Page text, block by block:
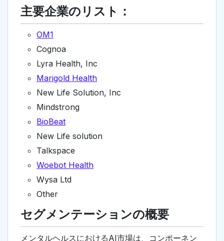
主要企業のリスト：
OM1
Cognoa
Lyra Health, Inc
Marigold Health
New Life Solution, Inc
Mindstrong
BioBeat
New Life solution
Talkspace
Woebot Health
Wysa Ltd
Other
セグメンテーションの概要
メンタルヘルスにおけるAI市場は、コンポーネン